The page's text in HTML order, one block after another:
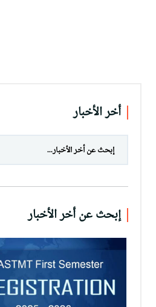
أخر الأخبار
إبحث عن أخر الأخبار